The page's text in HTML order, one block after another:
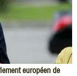
européen de